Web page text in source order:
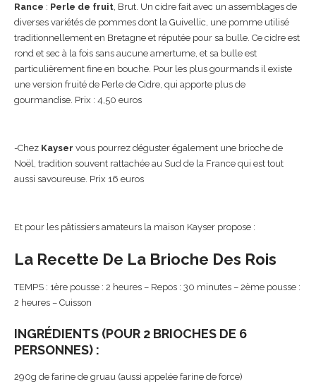
Rance : Perle de fruit , Brut. Un cidre fait avec un assemblages de
diverses variétés de pommes dont la Guivellic, une pomme utilisé
traditionnellement en Bretagne et réputée pour sa bulle. Ce cidre est
rond et sec à la fois sans aucune amertume, et sa bulle est
particulièrement fine en bouche. Pour les plus gourmands il existe
une version fruité de Perle de Cidre, qui apporte plus de
gourmandise. Prix : 4,50 euros
-Chez Kayser vous pourrez déguster également une brioche de
Noël, tradition souvent rattachée au Sud de la France qui est tout
aussi savoureuse. Prix 16 euros
Et pour les pâtissiers amateurs la maison Kayser propose :
La Recette De La Brioche Des Rois
TEMPS : 1ère pousse : 2 heures – Repos : 30 minutes – 2ème pousse :
2 heures – Cuisson
INGRÉDIENTS (POUR 2 BRIOCHES DE 6
PERSONNES) :
290g de farine de gruau (aussi appelée farine de force)